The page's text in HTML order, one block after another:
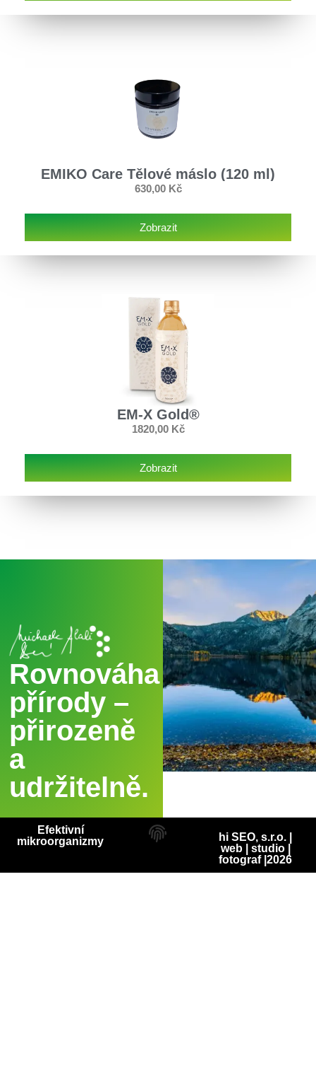
EMIKO Care Tělové máslo (120 ml)
630,00 Kč
Zobrazit
EM-X Gold®
1820,00 Kč
Zobrazit
Rovnováha
přírody –
přirozeně
a
udržitelně.
hi SEO, s.r.o. |
web| studio|
fotograf|2026
Efektivní
mikroorganizmy